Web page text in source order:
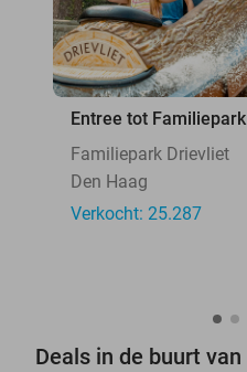
Entree tot
Familiepark Drievliet
Den Haag
Verkocht: 25.287
Deals in de buurt